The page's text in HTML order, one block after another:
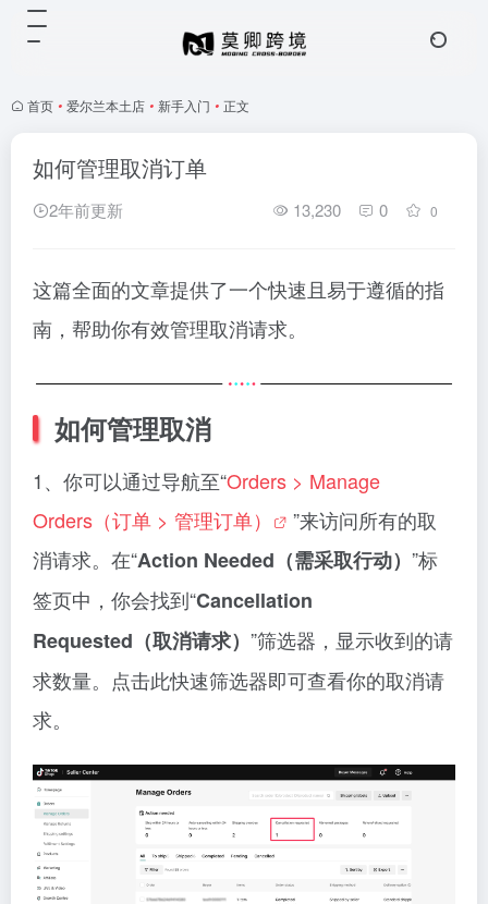
首页 • 爱尔兰本土店 • 新手入门 • 正文
如何管理取消订单
2年前更新 13,230 0 0
这篇全面的文章提供了一个快速且易于遵循的指
南，帮助你有效管理取消请求。
如何管理取消
1、你可以通过导航至“Orders > Manage
Orders（订单 > 管理订单）
”来访问所有的取
消请求。在“Action Needed（需采取行动） ”标
签页中，你会找到“Cancellation
Requested（取消请求） ”筛选器，显示收到的请
求数量。点击此快速筛选器即可查看你的取消请
求。